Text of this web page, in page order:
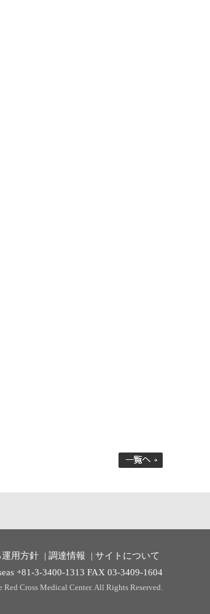
運用方針 調達情報
サイトについて
+81-3-3400-1313 FAX 03-3409-1604
Red Cross Medical Center. All Rights Reserved.